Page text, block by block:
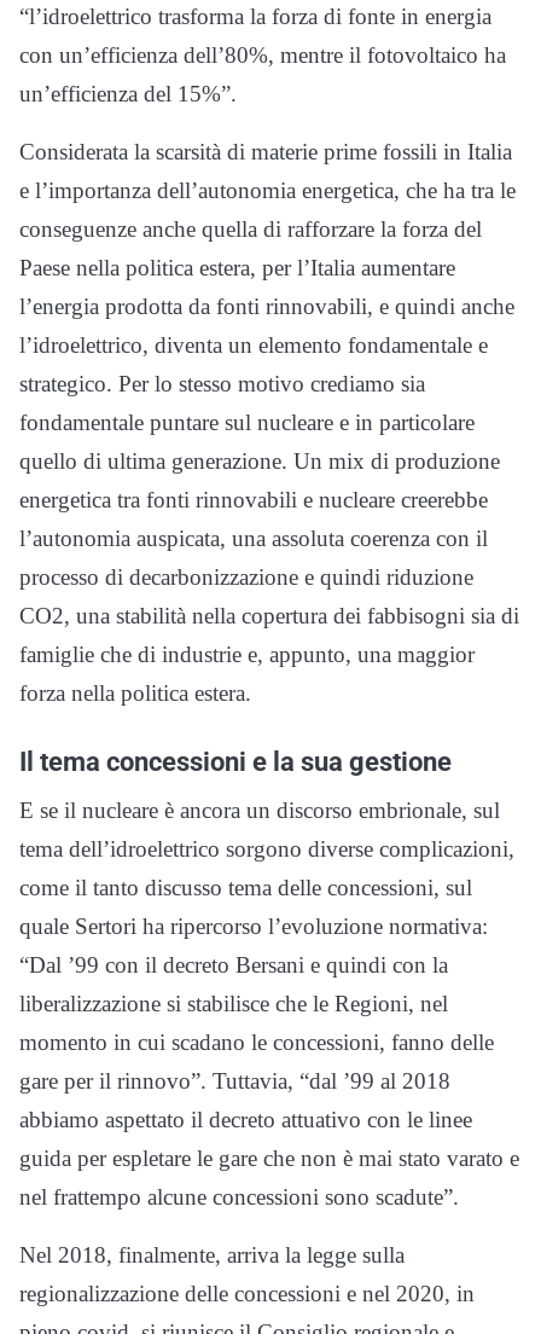
“l’idroelettrico trasforma la forza di fonte in energia
con un’efficienza dell’80%, mentre il fotovoltaico ha
un’efficienza del 15%”.
Considerata la scarsità di materie prime fossili in Italia
e l’importanza dell’autonomia energetica, che ha tra le
conseguenze anche quella di rafforzare la forza del
Paese nella politica estera, per l’Italia aumentare
l’energia prodotta da fonti rinnovabili, e quindi anche
l’idroelettrico, diventa un elemento fondamentale e
strategico. Per lo stesso motivo crediamo sia
fondamentale puntare sul nucleare e in particolare
quello di ultima generazione. Un mix di produzione
energetica tra fonti rinnovabili e nucleare creerebbe
l’autonomia auspicata, una assoluta coerenza con il
processo di decarbonizzazione e quindi riduzione
CO2, una stabilità nella copertura dei fabbisogni sia di
famiglie che di industrie e, appunto, una maggior
forza nella politica estera.
Il tema concessioni e la sua gestione
E se il nucleare è ancora un discorso embrionale, sul
tema dell’idroelettrico sorgono diverse complicazioni,
come il tanto discusso tema delle concessioni, sul
quale Sertori ha ripercorso l’evoluzione normativa:
“Dal ’99 con il decreto Bersani e quindi con la
liberalizzazione si stabilisce che le Regioni, nel
momento in cui scadano le concessioni, fanno delle
gare per il rinnovo”. Tuttavia, “dal ’99 al 2018
abbiamo aspettato il decreto attuativo con le linee
guida per espletare le gare che non è mai stato varato e
nel frattempo alcune concessioni sono scadute”.
Nel 2018, finalmente, arriva la legge sulla
regionalizzazione delle concessioni e nel 2020, in